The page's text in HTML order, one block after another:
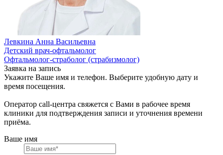
Левкина Анна Васильевна
Детский врач-офтальмолог
Офтальмолог-страболог (страбизмолог)
Заявка на запись
Укажите Ваше имя и телефон. Выберите удобную дату и
время посещения.
Оператор call-центра свяжется с Вами в рабочее время
клиники для подтверждения записи и уточнения времени
приёма.
Ваше имя